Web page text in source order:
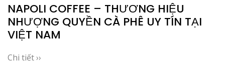
NAPOLI COFFEE – THƯƠNG HIỆU
NHƯỢNG QUYỀN CÀ PHÊ UY TÍN TẠI
VIỆT NAM
Chi tiết ››